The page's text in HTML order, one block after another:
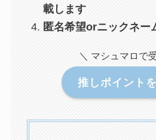
載します
匿名希望orニックネー
＼ マシュマロで
推しポイント